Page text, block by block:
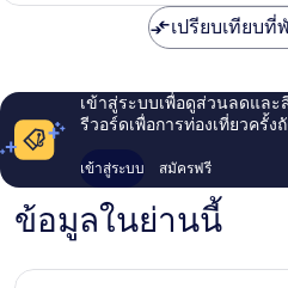
ยา
เปรียบเทียบ
เข้าสู่ระบบเพื่อดูส่วนลดแล
รีวอร์ดเพื่อการท่องเที่ยวครั้ง
เข้าสู่ระบบ สมัครฟรี
ข้อมูลในย่านนี้